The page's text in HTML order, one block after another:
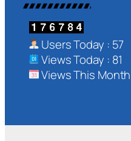
Users Today : 57
Views Today : 81
Views This Month